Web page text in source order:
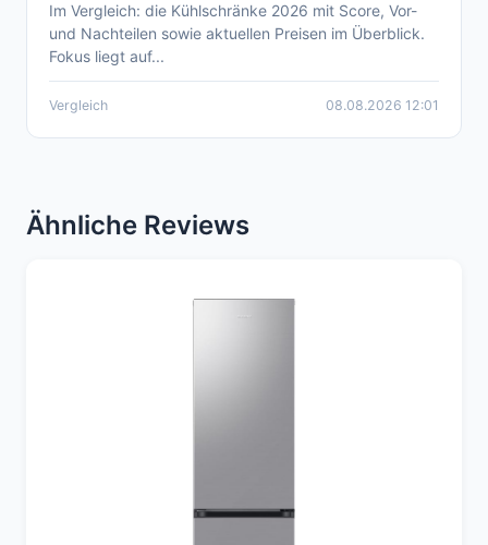
Aktueller Kühlschrank Vergleich 2026 –
Übersicht zu Preis, Leistung, Energie
Im Vergleich: die Kühlschränke 2026 mit Score, Vor-
und Nachteilen sowie aktuellen Preisen im Überblick.
Fokus liegt auf...
Vergleich 08.08.2026 12:01
Ähnliche Reviews